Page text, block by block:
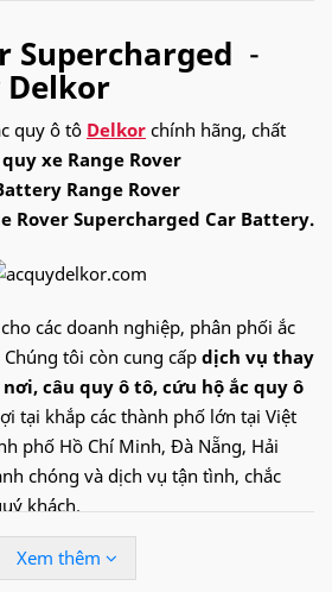
Supercharged -
Delkor
quy ô tô Delkor chính hãng, chất
xe Range Rover
Range Rover
Rover Supercharged Car Battery.
các doanh nghiệp, phân phối ắc
tôi còn cung cấp dịch vụ thay
nơi, câu quy ô tô, cứu hộ ắc quy ô
tại khắp các thành phố lớn tại Việt
phố Hồ Chí Minh, Đà Nẵng, Hải
chóng và dịch vụ tận tình, chắc
khách.
để được hỗ trợ nhanh
Xem thêm